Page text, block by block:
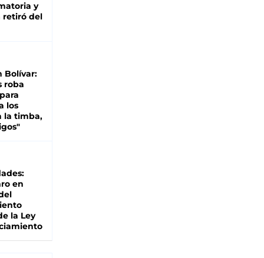
y
retiró del
Bolívar:
roba
los
la timba,
en
la Ley